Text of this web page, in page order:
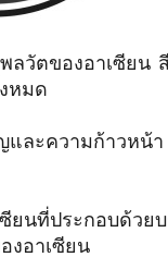
วัตของอาเซียน
หมด
ละความก้าวห
นที่ประกอบด้วย
งอาเซียน